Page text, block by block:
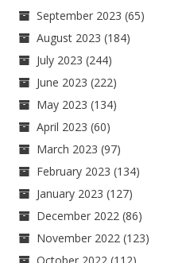
September 2023 (65)
August 2023 (184)
July 2023 (244)
June 2023 (222)
May 2023 (134)
April 2023 (60)
March 2023 (97)
February 2023 (134)
January 2023 (127)
December 2022 (86)
November 2022 (123)